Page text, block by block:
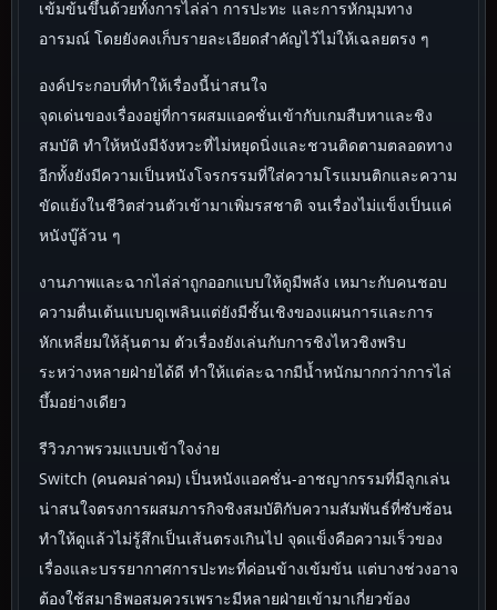
เข้มข้นขึ้นด้วยทั้งการไล่ล่า การปะทะ และการหักมุมทาง
อารมณ์ โดยยังคงเก็บรายละเอียดสำคัญไว้ไม่ให้เฉลยตรง ๆ
องค์ประกอบที่ทำให้เรื่องนี้น่าสนใจ
จุดเด่นของเรื่องอยู่ที่การผสมแอคชั่นเข้ากับเกมสืบหาและชิง
สมบัติ ทำให้หนังมีจังหวะที่ไม่หยุดนิ่งและชวนติดตามตลอดทาง
อีกทั้งยังมีความเป็นหนังโจรกรรมที่ใส่ความโรแมนติกและความ
ขัดแย้งในชีวิตส่วนตัวเข้ามาเพิ่มรสชาติ จนเรื่องไม่แข็งเป็นแค่
หนังบู๊ล้วน ๆ
งานภาพและฉากไล่ล่าถูกออกแบบให้ดูมีพลัง เหมาะกับคนชอบ
ความตื่นเต้นแบบดูเพลินแต่ยังมีชั้นเชิงของแผนการและการ
หักเหลี่ยมให้ลุ้นตาม ตัวเรื่องยังเล่นกับการชิงไหวชิงพริบ
ระหว่างหลายฝ่ายได้ดี ทำให้แต่ละฉากมีน้ำหนักมากกว่าการไล่
บึ้มอย่างเดียว
รีวิวภาพรวมแบบเข้าใจง่าย
Switch (คนคมล่าคม) เป็นหนังแอคชั่น-อาชญากรรมที่มีลูกเล่น
น่าสนใจตรงการผสมภารกิจชิงสมบัติกับความสัมพันธ์ที่ซับซ้อน
ทำให้ดูแล้วไม่รู้สึกเป็นเส้นตรงเกินไป จุดแข็งคือความเร็วของ
เรื่องและบรรยากาศการปะทะที่ค่อนข้างเข้มข้น แต่บางช่วงอาจ
ต้องใช้สมาธิพอสมควรเพราะมีหลายฝ่ายเข้ามาเกี่ยวข้อง